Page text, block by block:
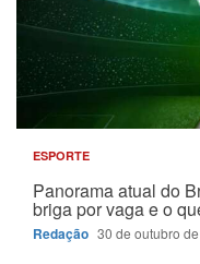
ESPORTE
Panorama atual do
briga por vaga e o
Redação 30 de outubro